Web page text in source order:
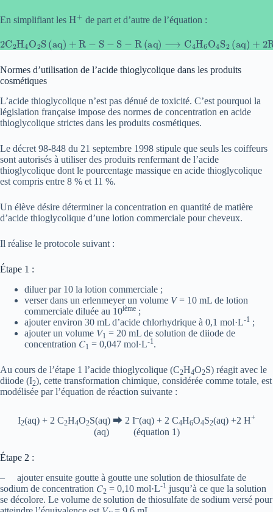
En simplifiant les H + de part et d’autre de l’équation :
2C 2H 4O 2S(aq) + R− S R(aq)⟶ 4 O 4S 2(aq) +2 R− SH (aq)
Normes d’utilisation de l’acide thioglycolique dans les produits
cosmétiques
L’acide thioglycolique n’est pas dénué de toxicité. C’est pourquoi la
législation française impose des normes de concentration en acide
thioglycolique strictes dans les produits cosmétiques.
Le décret 98-848 du 21 septembre 1998 stipule que seuls les coiffeurs
sont autorisés à utiliser des produits renfermant de l’acide
thioglycolique dont le pourcentage massique en acide thioglycolique
est compris entre 8 % et 11 %.
Un élève désire déterminer la concentration en quantité de matière
d’acide thioglycolique d’une lotion commerciale pour cheveux.
Il réalise le protocole suivant :
Étape 1 :
diluer par 10 la lotion commerciale ;
verser dans un erlenmeyer un volume V= 10 mL de lotion
commerciale diluée au 10ième ;
ajouter environ 30 mL d’acide chlorhydrique à 0,1 mol·L-1 ;
ajouter un volume 𝑉1 = 20 mL de solution de diiode de
concentration 𝐶1 = 0,047 mol·L-1 .
Au cours de l’étape 1 l’acide thioglycolique (C2H4O2S) réagit avec le
diiode (I2), cette transformation chimique, considérée comme totale, est
modélisée par l’équation de réaction suivante :
I2(aq) + 2 C2H4O2S(aq) ⮕ 2 I–(aq) + 2 C4H6O4S2(aq) +2 H+
(aq) (équation 1)
Étape 2 :
– ajouter ensuite goutte à goutte une solution de thiosulfate de
sodium de concentration 𝐶2 = 0,10 mol·L-1 jusqu’à ce que la solution
se décolore. Le volume de solution de thiosulfate de sodium versé pour